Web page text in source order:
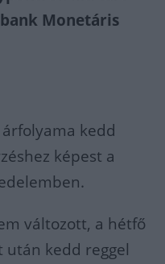
Monetáris
kedd
képest a
változott, a hétfő
után kedd reggel